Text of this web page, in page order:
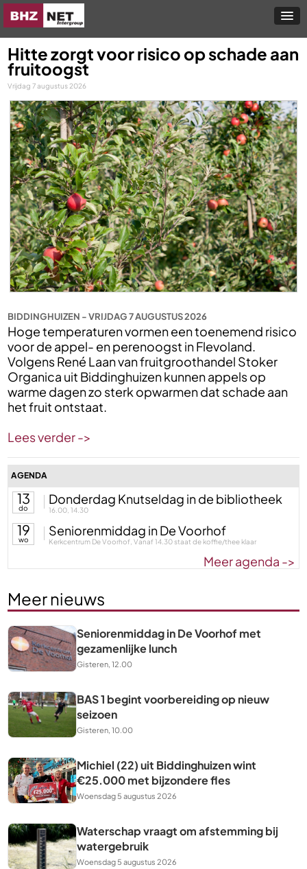
Hitte zorgt voor risico op schade aan
fruitoogst
Vrijdag 7 augustus 2026
BIDDINGHUIZEN - VRIJDAG 7 AUGUSTUS 2026
Hoge temperaturen vormen een toenemend risico
voor de appel- en perenoogst in Flevoland.
Volgens René Laan van fruitgroothandel Stoker
Organica uit Biddinghuizen kunnen appels op
warme dagen zo sterk opwarmen dat schade aan
het fruit ontstaat.
Lees verder ->
AGENDA
13
do
Donderdag Knutseldag in de bibliotheek
16.00, 14.30
19
wo
Seniorenmiddag in De Voorhof
Kerkcentrum De Voorhof, Vanaf 14.30 staat de koffie/thee klaar
Meer agenda ->
Meer nieuws
Seniorenmiddag in De Voorhof met
gezamenlijke lunch
Gisteren, 12.00
BAS 1 begint voorbereiding op nieuw
seizoen
Gisteren, 10.00
Michiel (22) uit Biddinghuizen wint
€25.000 met bijzondere fles
Woensdag 5 augustus 2026
Waterschap vraagt om afstemming bij
watergebruik
Woensdag 5 augustus 2026